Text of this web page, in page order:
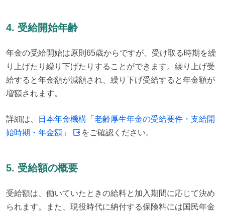
4. 受給開始年齢
年金の受給開始は原則65歳からですが、受け取る時期を繰
り上げたり繰り下げたりすることができます。繰り上げ受
給すると年金額が減額され、繰り下げ受給すると年金額が
増額されます。
詳細は、
日本年金機構「老齢厚生年金の受給要件・支給開
始時期・年金額」
をご確認ください。
5. 受給額の概要
受給額は、働いていたときの給料と加入期間に応じて決め
られます。また、現役時代に納付する保険料には国民年金